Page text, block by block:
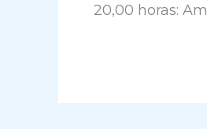
20,00 horas: